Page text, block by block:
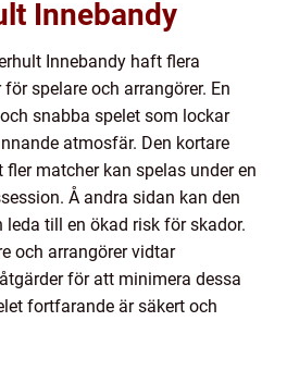
Innebandy
Innebandy haft flera
spelare och arrangörer. En
snabba spelet som lockar
atmosfär. Den kortare
matcher kan spelas under en
Å andra sidan kan den
leda till en ökad risk för skador.
och arrangörer vidtar
för att minimera dessa
fortfarande är säkert och